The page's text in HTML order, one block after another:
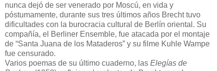
nunca dejó de ser venerado por Moscú, en vida y
póstumamente, durante sus tres últimos años Brecht tuvo
dificultades con la burocracia cultural de Berlín oriental. Su
compañía, el Berliner Ensemble, fue atacada por el montaje
de “Santa Juana de los Mataderos” y su filme Kuhle Wampe
fue censurado.
Varios poemas de su último cuaderno, las Elegías de